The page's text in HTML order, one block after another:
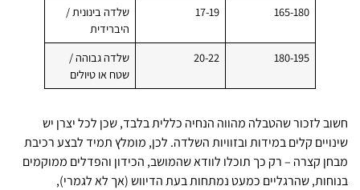
165-180
17-19
שלדה בינונית /
היברידית
180-195
20-22
שלדה גבוהה /
שטח או טיולים
חשוב לזכור שהטבלה מהווה הנחיה כללית בלבד, שכן לכל יצרן יש
שינויים קלים במידות ובזוויות השלדה. לכן, מומלץ תמיד לבצע רכיבת
מבחן קצרה – רק כך תוכלו לוודא שהמושב, הכידון והפדלים ממוקמים
בנוחות, שהרגליים כמעט נמתחות בעת הדיווש (אך לא לגמרי),